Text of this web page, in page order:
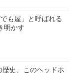
も屋」と呼ばれる
明かす
史、このヘッドホ